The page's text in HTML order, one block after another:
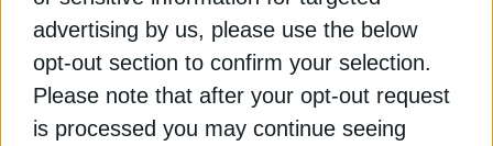
advertising by us, please use the below
opt-out section to confirm your selection.
Please note that after your opt-out request
is processed you may continue seeing
Motor Oil, πώς προχωρά
ΕΛΕΤΑΕΝ: Καμία επιδότηση για την αιολική
ενέργεια στην Ελλάδα